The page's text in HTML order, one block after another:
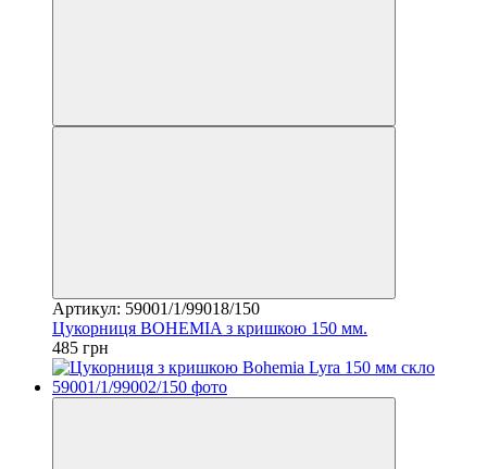
Артикул: 59001/1/99018/150
Цукорниця BOHEMIA з кришкою 150 мм.
485 грн